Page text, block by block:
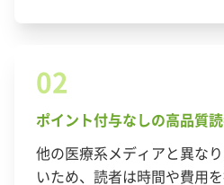
02
ポイント付与なしの高品質
他の医療系メディアと異な
いため、読者は時間や費用